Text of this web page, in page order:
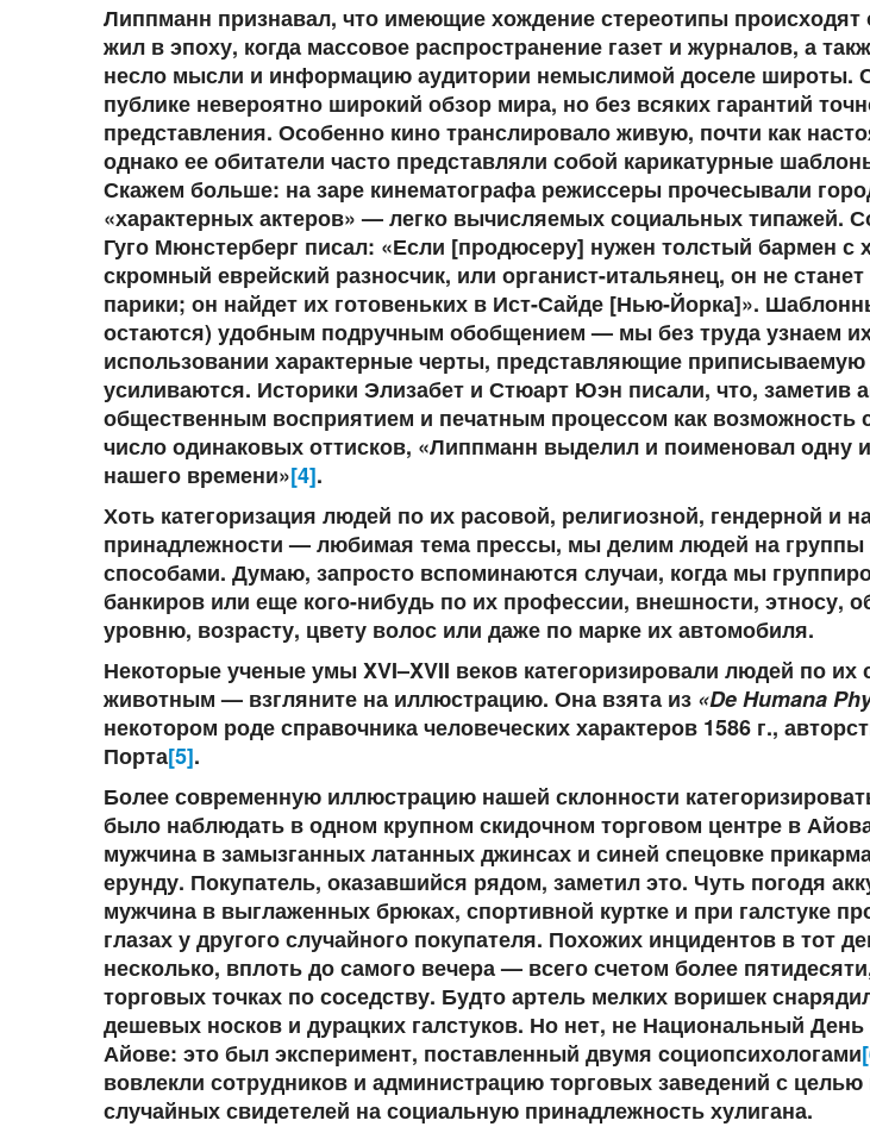
Липпманн признавал, что имеющие хождение стереотипы происходят
жил в эпоху, когда массовое распространение газет и журналов, а
несло мысли и информацию аудитории немыслимой доселе широты.
публике невероятно широкий обзор мира, но без всяких гарантий
представления. Особенно кино транслировало живую, почти как
однако ее обитатели часто представляли собой карикатурные
Скажем больше: на заре кинематографа режиссеры прочесывали
«характерных актеров» — легко вычисляемых социальных типажей.
Гуго Мюнстерберг писал: «Если [продюсеру] нужен толстый бармен с
скромный еврейский разносчик, или органист-итальянец, он не
парики; он найдет их готовеньких в Ист-Сайде [Нью-Йорка]».
остаются) удобным подручным обобщением — мы без труда узнаем
использовании характерные черты, представляющие приписываемую
усиливаются. Историки Элизабет и Стюарт Юэн писали, что, заметив
общественным восприятием и печатным процессом как возможность
число одинаковых оттисков, «Липпманн выделил и поименовал одну
нашего времени»[4].
Хоть категоризация людей по их расовой, религиозной, гендерной и
принадлежности — любимая тема прессы, мы делим людей на группы
способами. Думаю, запросто вспоминаются случаи, когда мы
банкиров или еще кого-нибудь по их профессии, внешности, этносу,
уровню, возрасту, цвету волос или даже по марке их автомобиля.
Некоторые ученые умы XVI–XVII веков категоризировали людей по
животным — взгляните на иллюстрацию. Она взята из «De Humana
некотором роде справочника человеческих характеров 1586 г.,
Порта[5].
Более современную иллюстрацию нашей склонности
было наблюдать в одном крупном скидочном торговом центре в
мужчина в замызганных латанных джинсах и синей спецовке
ерунду. Покупатель, оказавшийся рядом, заметил это. Чуть погодя
мужчина в выглаженных брюках, спортивной куртке и при галстуке
глазах у другого случайного покупателя. Похожих инцидентов в тот
несколько, вплоть до самого вечера — всего счетом более
торговых точках по соседству. Будто артель мелких воришек
дешевых носков и дурацких галстуков. Но нет, не Национальный
Айове: это был эксперимент, поставленный двумя cоциопсихологами
вовлекли сотрудников и администрацию торговых заведений с
случайных свидетелей на социальную принадлежность хулигана.